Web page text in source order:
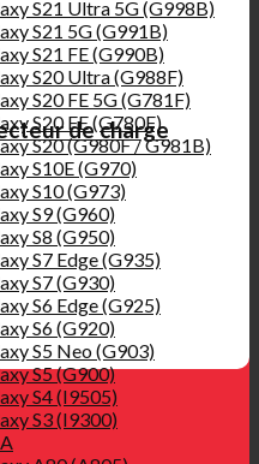
S21 Ultra 5G (G998B)
S21 5G (G991B)
S21 FE (G990B)
S20 Ultra (G988F)
S20 FE 5G (G781F)
S20 FE (G780F)
S20 (G980F / G981B)
S10E (G970)
S10 (G973)
S9 (G960)
S8 (G950)
S7 Edge (G935)
S7 (G930)
S6 Edge (G925)
S6 (G920)
S5 Neo (G903)
S5 (G900)
S4 (I9505)
S3 (I9300)
de charge